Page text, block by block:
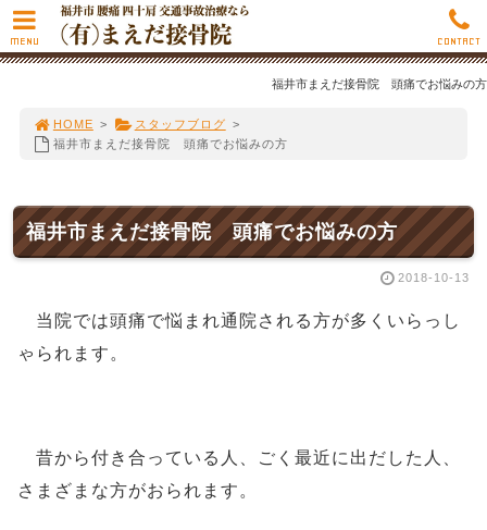
福井市まえだ接骨院 頭痛でお悩みの方
HOME > スタッフブログ >
福井市まえだ接骨院 頭痛でお悩みの方
福井市まえだ接骨院 頭痛でお悩みの方
2018-10-13
当院では頭痛で悩まれ通院される方が多くいらっし
ゃられます。
昔から付き合っている人、ごく最近に出だした人、
さまざまな方がおられます。
MENU CONTACT